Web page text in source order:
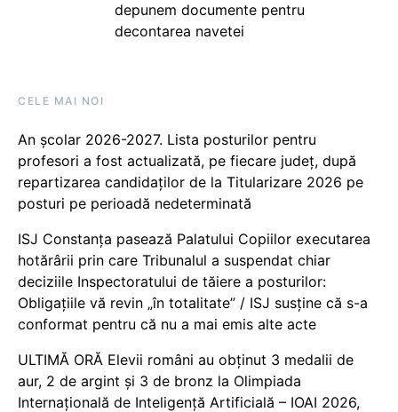
depunem documente pentru
decontarea navetei
CELE MAI NOI
An școlar 2026-2027. Lista posturilor pentru
profesori a fost actualizată, pe fiecare județ, după
repartizarea candidaților de la Titularizare 2026 pe
posturi pe perioadă nedeterminată
ISJ Constanța pasează Palatului Copiilor executarea
hotărârii prin care Tribunalul a suspendat chiar
deciziile Inspectoratului de tăiere a posturilor:
Obligațiile vă revin „în totalitate” / ISJ susține că s-a
conformat pentru că nu a mai emis alte acte
ULTIMĂ ORĂ Elevii români au obținut 3 medalii de
aur, 2 de argint și 3 de bronz la Olimpiada
Internațională de Inteligență Artificială – IOAI 2026,